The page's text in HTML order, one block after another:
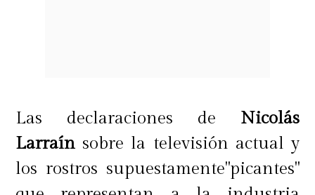
Las declaraciones de Nicolás
Larraín sobre la televisión actual y
los rostros supuestamente"picantes"